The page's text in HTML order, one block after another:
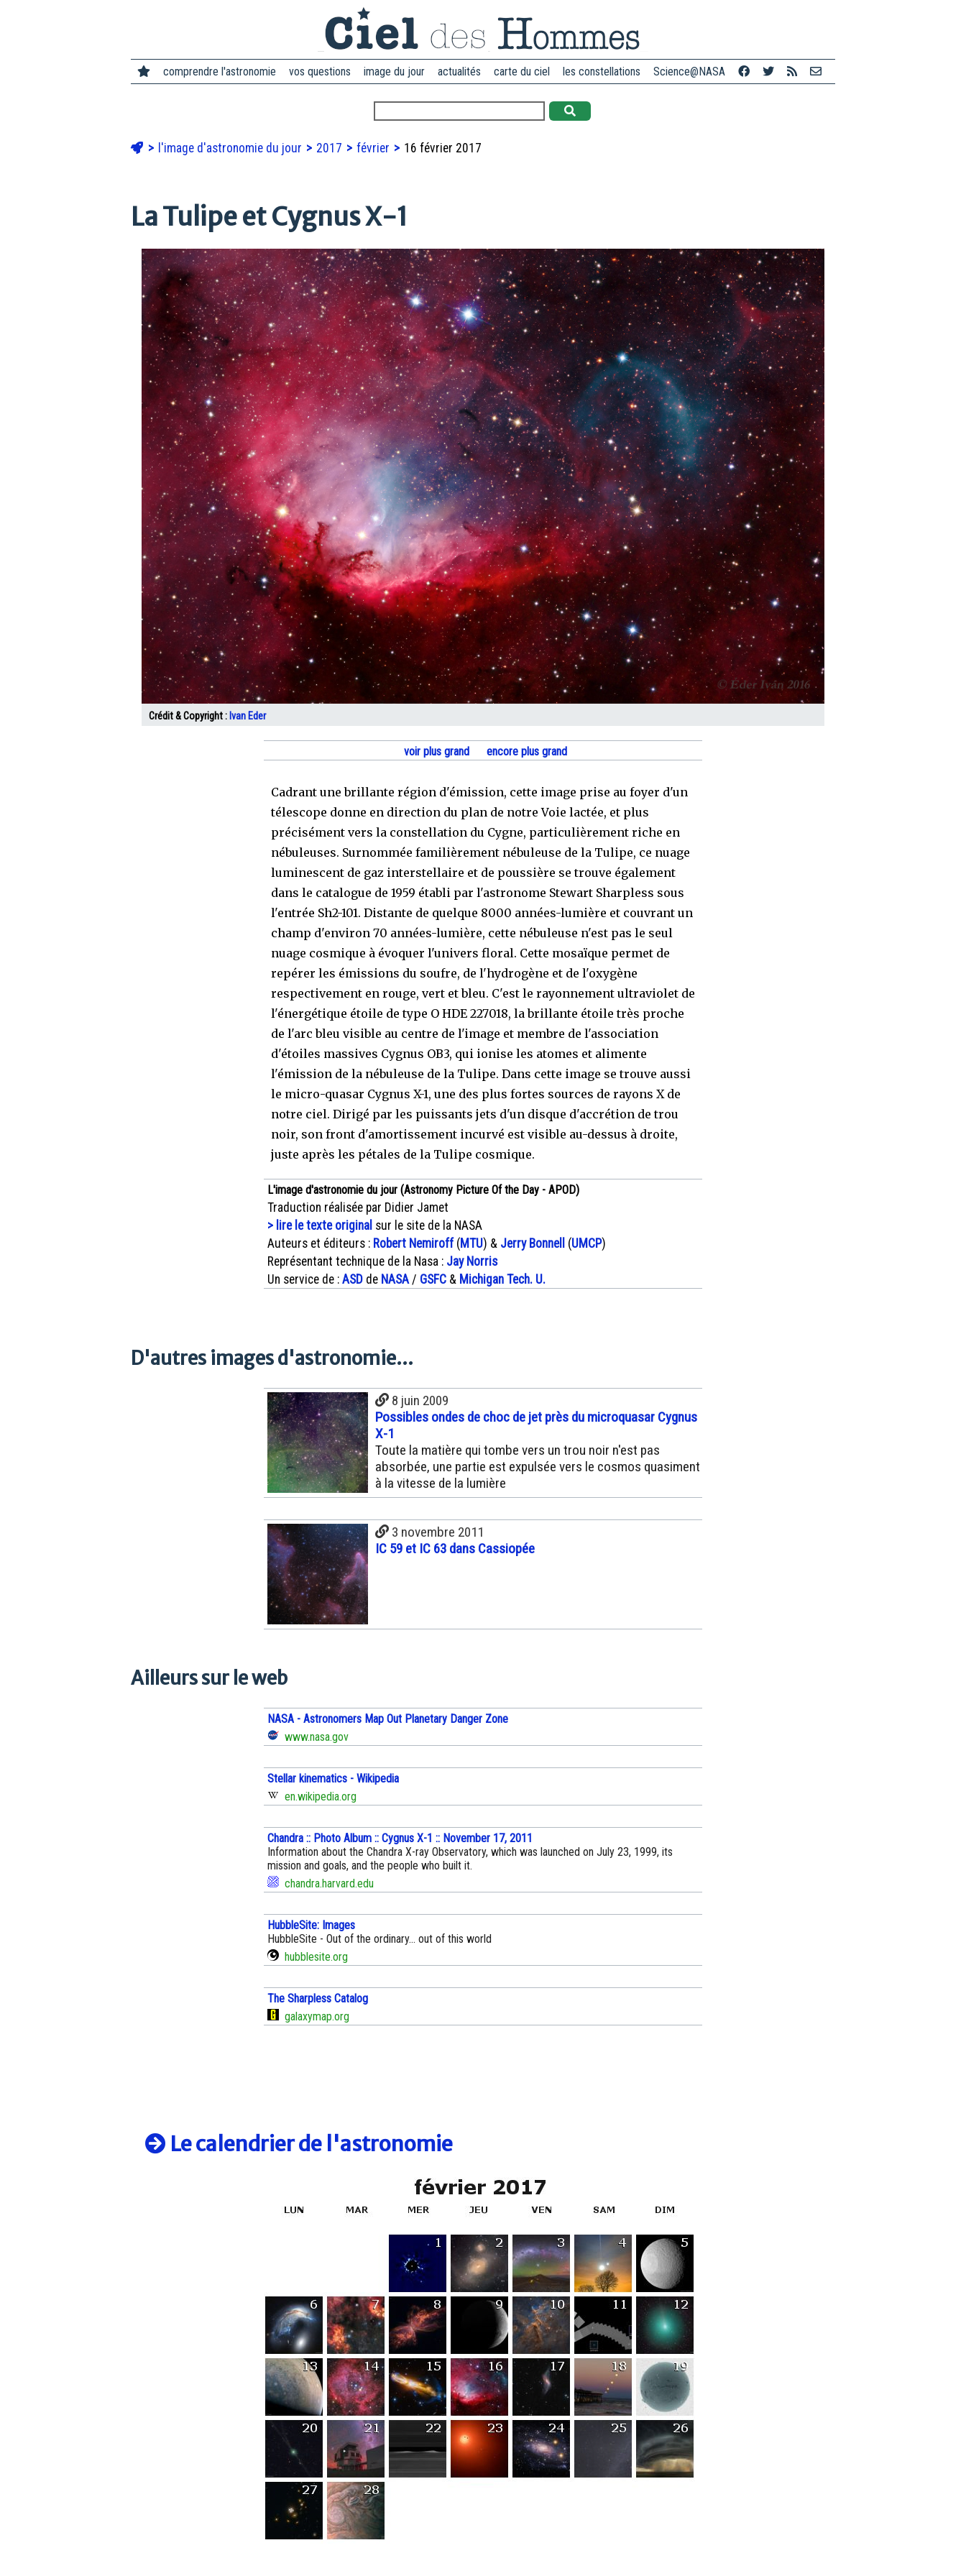
comprendre l'astronomie vos questions image du jour actualités carte du ciel les constellations Science@NASA
l'image d'astronomie du jour 2017 février 16 février 2017
La Tulipe et Cygnus X-1
Crédit & Copyright : Ivan Eder
voir plus grand encore plus grand
Cadrant une brillante région d'émission, cette image prise au foyer d'un
télescope donne en direction du plan de notre Voie lactée, et plus
précisément vers la constellation du Cygne, particulièrement riche en
nébuleuses. Surnommée familièrement nébuleuse de la Tulipe, ce nuage
luminescent de gaz interstellaire et de poussière se trouve également
dans le catalogue de 1959 établi par l'astronome Stewart Sharpless sous
l'entrée Sh2-101. Distante de quelque 8000 années-lumière et couvrant un
champ d'environ 70 années-lumière, cette nébuleuse n'est pas le seul
nuage cosmique à évoquer l'univers floral. Cette mosaïque permet de
repérer les émissions du soufre, de l'hydrogène et de l'oxygène
respectivement en rouge, vert et bleu. C'est le rayonnement ultraviolet de
l'énergétique étoile de type O HDE 227018, la brillante étoile très proche
de l'arc bleu visible au centre de l'image et membre de l'association
d'étoiles massives Cygnus OB3, qui ionise les atomes et alimente
l'émission de la nébuleuse de la Tulipe. Dans cette image se trouve aussi
le micro-quasar Cygnus X-1, une des plus fortes sources de rayons X de
notre ciel. Dirigé par les puissants jets d'un disque d'accrétion de trou
noir, son front d'amortissement incurvé est visible au-dessus à droite,
juste après les pétales de la Tulipe cosmique.
L'image d'astronomie du jour (Astronomy Picture Of the Day - APOD)
Traduction réalisée par Didier Jamet
> lire le texte original sur le site de la NASA
Auteurs et éditeurs : Robert Nemiroff(MTU) & Jerry Bonnell (UMCP)
Représentant technique de la Nasa : Jay Norris
Un service de : ASD de NASA / GSFC & Michigan Tech. U.
D'autres images d'astronomie...
8 juin 2009
Possibles ondes de choc de jet près du microquasar Cygnus
X-1
Toute la matière qui tombe vers un trou noir n'est pas
absorbée, une partie est expulsée vers le cosmos quasiment
à la vitesse de la lumière
3 novembre 2011
IC 59 et IC 63 dans Cassiopée
Ailleurs sur le web
NASA - Astronomers Map Out Planetary Danger Zone
www.nasa.gov
Stellar kinematics - Wikipedia
en.wikipedia.org
Chandra :: Photo Album :: Cygnus X-1 :: November 17, 2011
Information about the Chandra X-ray Observatory, which was launched on July 23, 1999, its
mission and goals, and the people who built it.
chandra.harvard.edu
HubbleSite: Images
HubbleSite - Out of the ordinary... out of this world
hubblesite.org
The Sharpless Catalog
galaxymap.org
Le calendrier de l'astronomie